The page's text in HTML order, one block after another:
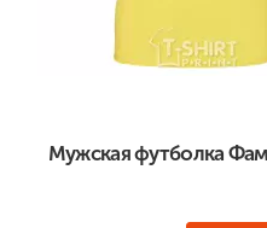
Мужская футболка